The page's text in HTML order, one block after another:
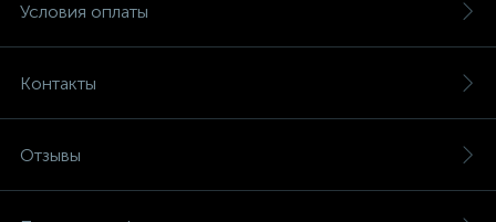
Условия оплаты
Контакты
Отзывы